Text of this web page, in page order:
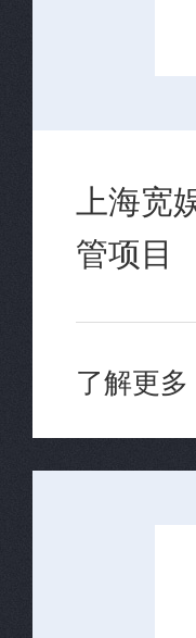
上海宽
管项目
了解更多